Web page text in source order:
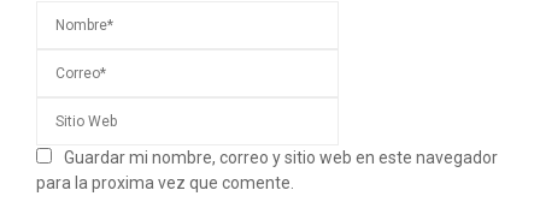
Guardar mi nombre, correo y sitio web en este navegador
para la proxima vez que comente.